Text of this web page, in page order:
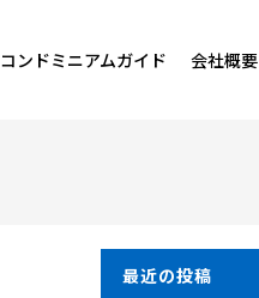
コンドミニアムガイド 会社概要
最近の投稿